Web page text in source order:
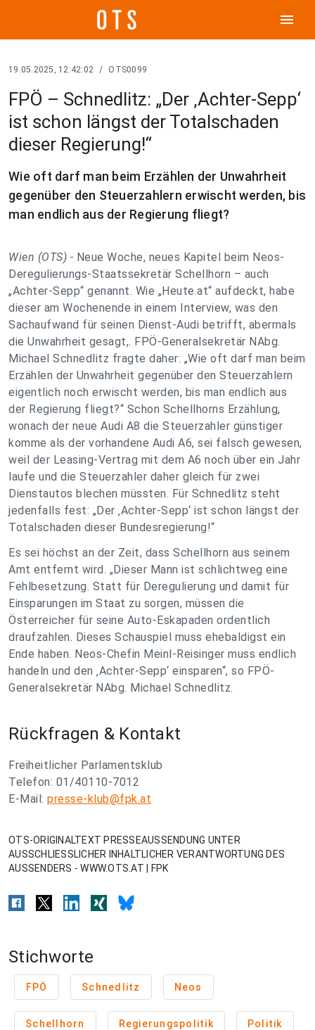
menu
19.05.2025, 12:42:02 / OTS0099
FPÖ – Schnedlitz: „Der ‚Achter-Sepp‘
ist schon längst der Totalschaden
dieser Regierung!“
Wie oft darf man beim Erzählen der Unwahrheit
gegenüber den Steuerzahlern erwischt werden, bis
man endlich aus der Regierung fliegt?
Wien (OTS) - Neue Woche, neues Kapitel beim Neos-
Deregulierungs-Staatssekretär Schellhorn – auch
„Achter-Sepp“ genannt. Wie „Heute.at“ aufdeckt, habe
dieser am Wochenende in einem Interview, was den
Sachaufwand für seinen Dienst-Audi betrifft, abermals
die Unwahrheit gesagt,. FPÖ-Generalsekretär NAbg.
Michael Schnedlitz fragte daher: „Wie oft darf man beim
Erzählen der Unwahrheit gegenüber den Steuerzahlern
eigentlich noch erwischt werden, bis man endlich aus
der Regierung fliegt?“ Schon Schellhorns Erzählung,
wonach der neue Audi A8 die Steuerzahler günstiger
komme als der vorhandene Audi A6, sei falsch gewesen,
weil der Leasing-Vertrag mit dem A6 noch über ein Jahr
laufe und die Steuerzahler daher gleich für zwei
Dienstautos blechen müssten. Für Schnedlitz steht
jedenfalls fest: „Der ‚Achter-Sepp‘ ist schon längst der
Totalschaden dieser Bundesregierung!“
Es sei höchst an der Zeit, dass Schellhorn aus seinem
Amt entfernt wird. „Dieser Mann ist schlichtweg eine
Fehlbesetzung. Statt für Deregulierung und damit für
Einsparungen im Staat zu sorgen, müssen die
Österreicher für seine Auto-Eskapaden ordentlich
draufzahlen. Dieses Schauspiel muss ehebaldigst ein
Ende haben. Neos-Chefin Meinl-Reisinger muss endlich
handeln und den ‚Achter-Sepp‘ einsparen“, so FPÖ-
Generalsekretär NAbg. Michael Schnedlitz.
Rückfragen & Kontakt
Freiheitlicher Parlamentsklub
Telefon: 01/40110-7012
E-Mail: presse-klub@fpk.at
OTS-ORIGINALTEXT PRESSEAUSSENDUNG UNTER
AUSSCHLIESSLICHER INHALTLICHER VERANTWORTUNG DES
AUSSENDERS - WWW.OTS.AT | FPK
Stichworte
FPÖ Schnedlitz Neos
Schellhorn Regierungspolitik Politik